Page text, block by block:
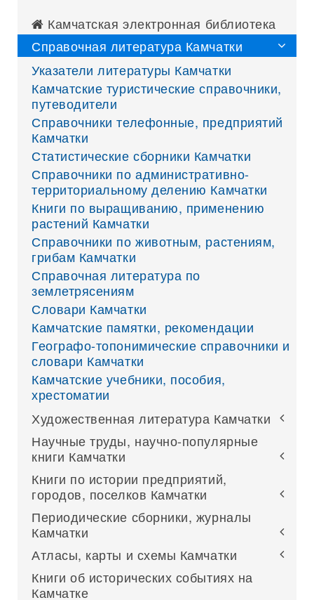
Камчатская электронная библиотека
Справочная литература Камчатки
Указатели литературы Камчатки
Камчатские туристические справочники,
путеводители
Справочники телефонные, предприятий
Камчатки
Статистические сборники Камчатки
Справочники по административно-
территориальному делению Камчатки
Книги по выращиванию, применению
растений Камчатки
Справочники по животным, растениям,
грибам Камчатки
Справочная литература по
землетрясениям
Словари Камчатки
Камчатские памятки, рекомендации
Географо-топонимические справочники и
словари Камчатки
Камчатские учебники, пособия,
хрестоматии
Художественная литература Камчатки
Научные труды, научно-популярные
книги Камчатки
Книги по истории предприятий,
городов, поселков Камчатки
Периодические сборники, журналы
Камчатки
Атласы, карты и схемы Камчатки
Книги об исторических событиях на
Камчатке